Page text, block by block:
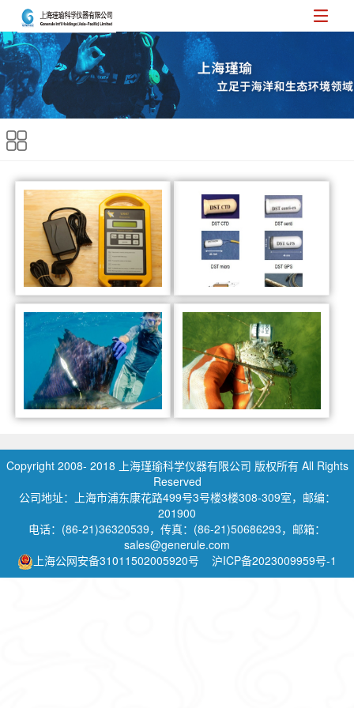
Bioscanner鱼类计数器 DST鱼类追踪记录仪
海洋鱼类哺乳动物卫星 美国Sonotron
Copyright 2008- 2018 上海瑾瑜科学仪器有限公司 版权所有 All Rights
Reserved
公司地址：上海市浦东康花路499号3号楼3楼308-309室，邮编：
201900
电话：(86-21)36320539，传真：(86-21)50686293，邮箱：
sales@generule.com
上海公网安备31011502005920号
沪ICP备2023009959号-1